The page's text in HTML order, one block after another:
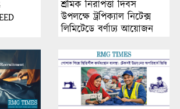
শ্রমিক নিরাপত্তা দিবস
উপলক্ষে ট্রপিক্যাল নিটেক্স
লিমিটেডে বর্ণাঢ্য আয়োজন